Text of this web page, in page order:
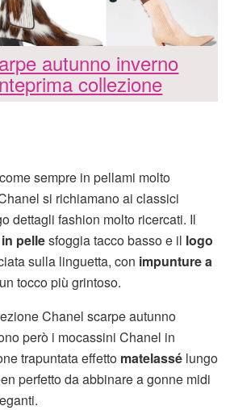
autunno inverno
collezione
sempre in pellami molto
si richiamano ai classici
dettagli fashion molto ricercati. Il
pellesfoggia tacco basso e il logo
sulla linguetta, con impunture a
tocco più grintoso.
Chanel scarpe autunno
però i mocassini Chanel in
trapuntata effetto matelassé lungo
perfetto da abbinare a gonne midi